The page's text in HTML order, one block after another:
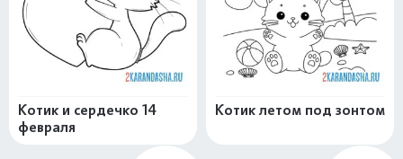
Котик и сердечко 14
февраля
Котик летом под зонтом